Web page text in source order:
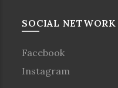
SOCIAL NETWORK
Facebook
Instagram